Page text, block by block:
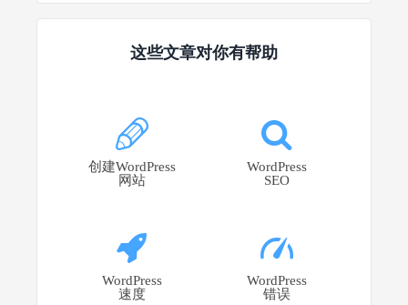
这些文章对你有帮助
创建WordPress
网站
WordPress
SEO
WordPress
速度
WordPress
错误